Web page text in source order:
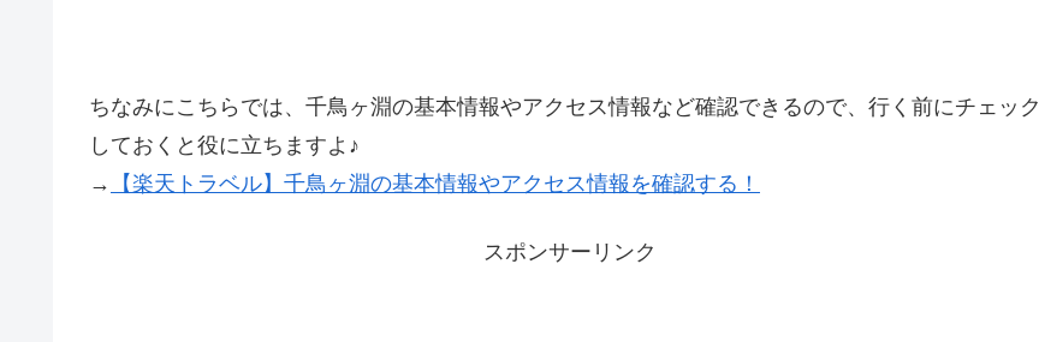
ちなみにこちらでは、千鳥ヶ淵の基本情報やアクセス情報など確認できるので、行く前にチェック
しておくと役に立ちますよ♪
→
【楽天トラベル】千鳥ヶ淵の基本情報やアクセス情報を確認する！
スポンサーリンク